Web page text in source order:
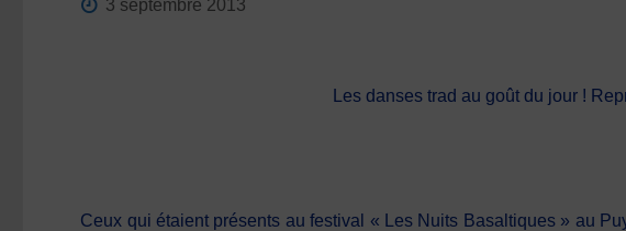
3 septembre 2013
Les danses trad au goût du jour !
Ceux qui étaient présents au festival « Les Nuits Basaltiques » au